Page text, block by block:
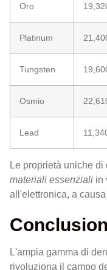
Oro
Platinum
Tungsten
Osmio
Lead
Le proprietà uniche
materiali essenziali in
all'elettronica, a
L'ampia gamma di
rivoluziona il campo